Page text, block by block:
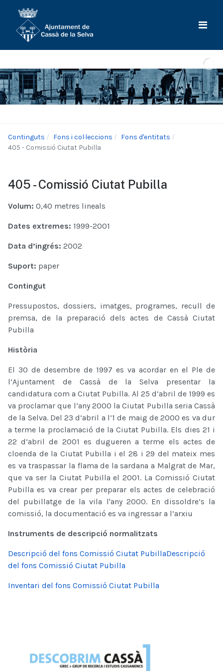
Continguts Fons i col·leccions
Fons d'entitats
405 - Comissió Ciutat Pubilla
405 - Comissió Ciutat Pubilla
Volum: 0,40 metres lineals
Dates extremes: 1999-2001
Data d’ingrés: 2002
Suport: paper
Contingut
Pressupostos, dossiers, imatges, programes, recull de
premsa, de la preparació dels actes de Cassà Ciutat
Pubilla
Història
El 30 de desembre de 1997 es va acordar en el Ple de
l’Ajuntament de Cassà de la Selva presentar la
candidatura com a Ciutat Pubilla. Al 25 d’abril de 1999 es
va proclamar que l’any 2000 la Ciutat Pubilla seria Cassà
de la Selva. Del 23 d’abril a l’1 de maig de 2000 es va dur
a terme la proclamació de la Ciutat Pubilla. Els dies 21 i
22 d’abril de 2001 es dugueren a terme els actes de
cloenda de la Ciutat Pubilla i el 28 i 29 del mateix mes
es va traspassar la flama de la sardana a Malgrat de Mar,
que va ser la Ciutat Pubilla el 2001. La Comissió Ciutat
Pubilla es va crear per preparar els actes de celebració
del pubillatge de la vila l'any 2000. En dissoldre’s la
comissió, la documentació es va ingressar a l’arxiu
Instruments de descripció normalitzats
Descripció del fons Comissió Ciutat PubillaDescripció
del fons Comissió Ciutat Pubilla
Inventari del fons Comissió Ciutat Pubilla